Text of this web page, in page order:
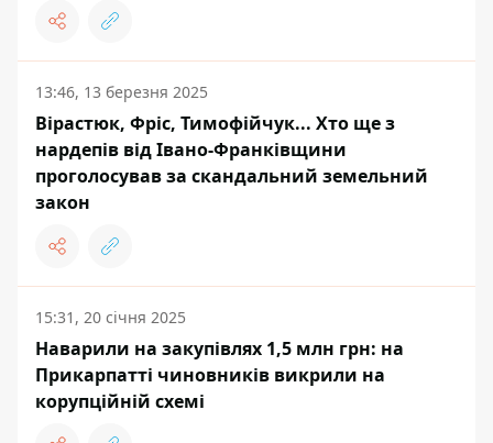
13:46, 13 березня 2025
Вірастюк, Фріс, Тимофійчук... Хто ще з
нардепів від Івано-Франківщини
проголосував за скандальний земельний
закон
15:31, 20 січня 2025
Наварили на закупівлях 1,5 млн грн: на
Прикарпатті чиновників викрили на
корупційній схемі